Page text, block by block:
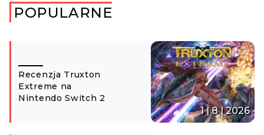
POPULARNE
Recenzja Truxton
Extreme na
Nintendo Switch 2
1 | 8 | 2026